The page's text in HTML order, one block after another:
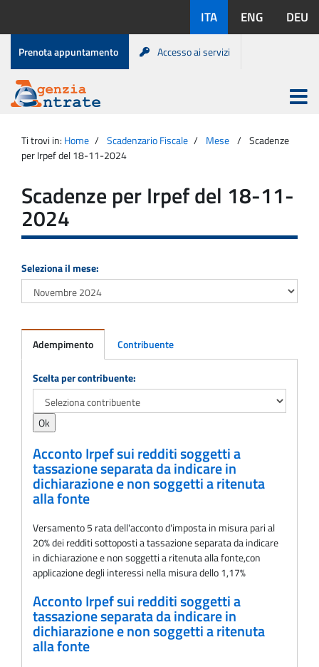
contenuto
disponibili:
ITA ENG DEU
Menu
di
servizio
Prenota appuntamento Accesso ai servizi
Agenzia
Entrate
Apri
menu
principale
Ti trovi in: Home Scadenzario Fiscale Mese
Scadenze
per Irpef del 18-11-2024
Scadenze per Irpef del 18-11-
2024
Seleziona il mese:
Adempimento Contribuente
Adempimento
Scelta per contribuente:
Acconto Irpef sui redditi soggetti a
tassazione separata da indicare in
dichiarazione e non soggetti a ritenuta
alla fonte
Versamento 5 rata dell'acconto d'imposta in misura pari al
20% dei redditi sottoposti a tassazione separata da indicare
in dichiarazione e non soggetti a ritenuta alla fonte,con
applicazione degli interessi nella misura dello 1,17%
Acconto Irpef sui redditi soggetti a
tassazione separata da indicare in
dichiarazione e non soggetti a ritenuta
alla fonte